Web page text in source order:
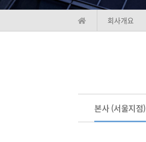
회사개요
본사 (서울지점)